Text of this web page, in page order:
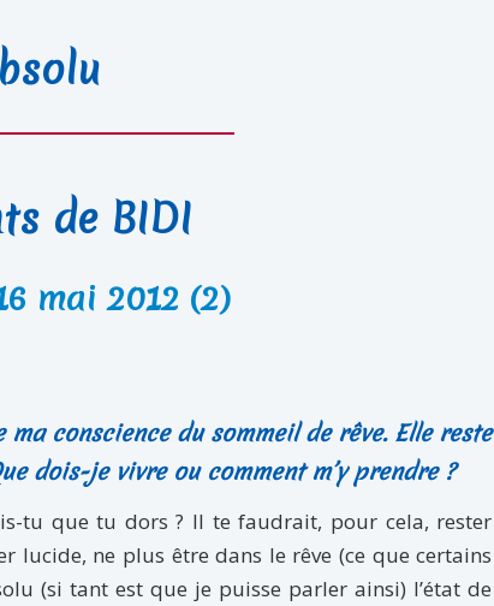
de BIDI
mai 2012 (2)
conscience du sommeil de rêve. Elle reste
dois-je vivre ou comment m’y prendre ?
tu que tu dors ? Il te faudrait, pour cela, rester
lucide, ne plus être dans le rêve (ce que certains
(si tant est que je puisse parler ainsi) l’état de